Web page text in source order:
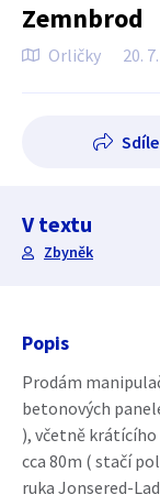
Zemnbrod
Orličky 20.
V textu
Zbyněk
Popis
Prodám
betonových
), včetně
cca 80m ( stačí
ruka Jonsered-